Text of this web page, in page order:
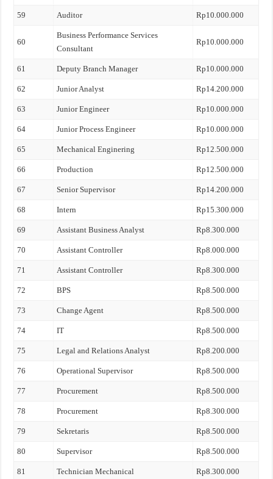
59 Auditor Rp10.000.000
60
Business Performance Services
Consultant
Rp10.000.000
61 Deputy Branch Manager Rp10.000.000
62 Junior Analyst Rp14.200.000
63 Junior Engineer Rp10.000.000
64 Junior Process Engineer Rp10.000.000
65 Mechanical Enginering Rp12.500.000
66 Production Rp12.500.000
67 Senior Supervisor Rp14.200.000
68 Intern Rp15.300.000
69 Assistant Business Analyst Rp8.300.000
70 Assistant Controller Rp8.000.000
71 Assistant Controller Rp8.300.000
72 BPS Rp8.500.000
73 Change Agent Rp8.500.000
74 IT Rp8.500.000
75 Legal and Relations Analyst Rp8.200.000
76 Operational Supervisor Rp8.500.000
77 Procurement Rp8.500.000
78 Procurement Rp8.300.000
79 Sekretaris Rp8.500.000
80 Supervisor Rp8.500.000
81 Technician Mechanical Rp8.300.000